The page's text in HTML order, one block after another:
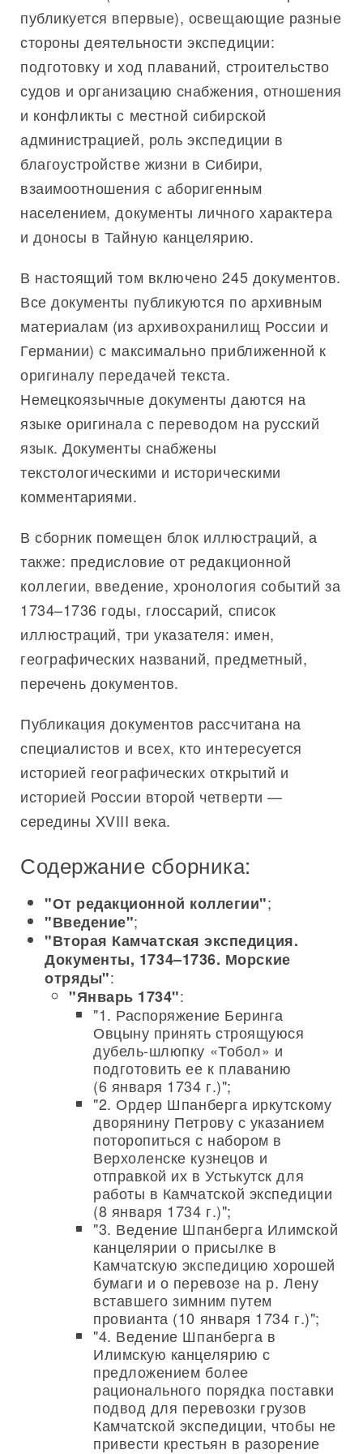
публикуется впервые), освещающие разные
стороны деятельности экспедиции:
подготовку и ход плаваний, строительство
судов и организацию снабжения, отношения
и конфликты с местной сибирской
администрацией, роль экспедиции в
благоустройстве жизни в Сибири,
взаимоотношения с аборигенным
населением, документы личного характера
и доносы в Тайную канцелярию.
В настоящий том включено 245 документов.
Все документы публикуются по архивным
материалам (из архивохранилищ России и
Германии) с максимально приближенной к
оригиналу передачей текста.
Немецкоязычные документы даются на
языке оригинала с переводом на русский
язык. Документы снабжены
текстологическими и историческими
комментариями.
В сборник помещен блок иллюстраций, а
также: предисловие от редакционной
коллегии, введение, хронология событий за
1734–1736 годы, глоссарий, список
иллюстраций, три указателя: имен,
географических названий, предметный,
перечень документов.
Публикация документов рассчитана на
специалистов и всех, кто интересуется
историей географических открытий и
историей России второй четверти —
середины XVIII века.
Содержание сборника:
"От редакционной коллегии";
"Введение";
"Вторая Камчатская экспедиция.
Документы, 1734–1736. Морские
отряды":
"Январь 1734":
"1. Распоряжение Беринга
Овцыну принять строящуюся
дубель-шлюпку «Тобол» и
подготовить ее к плаванию
(6 января 1734 г.)";
"2. Ордер Шпанберга иркутскому
дворянину Петрову с указанием
поторопиться с набором в
Верхоленске кузнецов и
отправкой их в Устькутск для
работы в Камчатской экспедиции
(8 января 1734 г.)";
"3. Ведение Шпанберга Илимской
канцелярии о присылке в
Камчатскую экспедицию хорошей
бумаги и о перевозе на р. Лену
вставшего зимним путем
провианта (10 января 1734 г.)";
"4. Ведение Шпанберга в
Илимскую канцелярию с
предложением более
рационального порядка поставки
подвод для перевозки грузов
Камчатской экспедиции, чтобы не
привести крестьян в разорение